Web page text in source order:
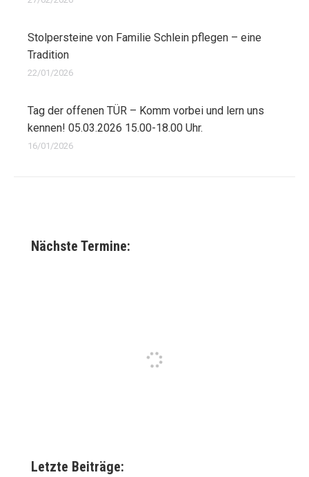
Stolpersteine von Familie Schlein pflegen – eine
Tradition
22/01/2026
Tag der offenen TÜR – Komm vorbei und lern uns
kennen! 05.03.2026 15.00-18.00 Uhr.
16/01/2026
Nächste Termine:
Letzte Beiträge: